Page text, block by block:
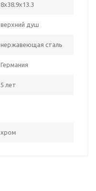
8x38.9x13.3
верхний душ
нержавеющая сталь
Германия
5 лет
хром